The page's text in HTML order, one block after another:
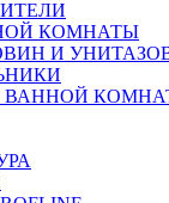
КОМНАТЫ
И
ВАННОЙ